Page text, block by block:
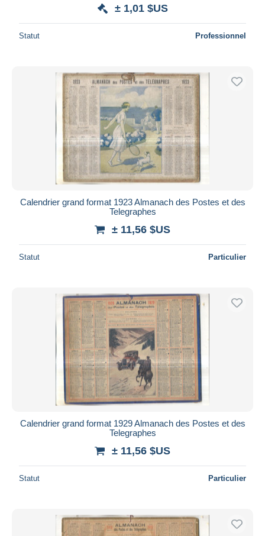
± 1,01 $US
Statut Professionnel
Calendrier grand format 1923 Almanach des Postes et des
Telegraphes
± 11,56 $US
Statut Particulier
Calendrier grand format 1929 Almanach des Postes et des
Telegraphes
± 11,56 $US
Statut Particulier